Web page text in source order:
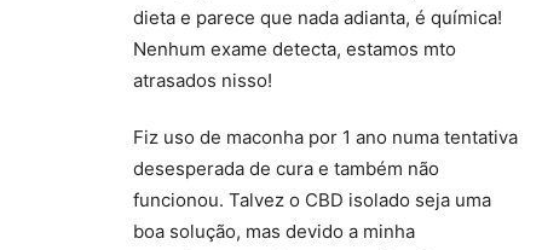
dieta e parece que nada adianta, é química!
Nenhum exame detecta, estamos mto
atrasados nisso!
Fiz uso de maconha por 1 ano numa tentativa
desesperada de cura e também não
funcionou. Talvez o CBD isolado seja uma
boa solução, mas devido a minha